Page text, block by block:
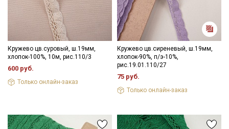
Кружево цв.суровый, ш.19мм,
хлопок-100%, 10м, рис.110/3
600 руб.
Только онлайн-заказ
Кружево цв.сиреневый, ш.19мм,
хлопок-90%, п/э-10%,
рис.19.01.110/27
75 руб.
Только онлайн-заказ
ДаюСогласие на получение рекламных и
информационных рассылок